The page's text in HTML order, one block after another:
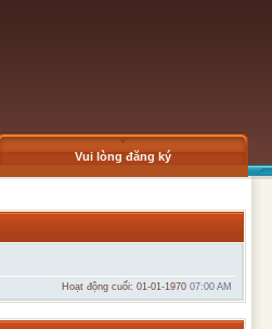
Vui lòng đăng ký
Hoạt động cuối: 01-01-1970 07:00 AM